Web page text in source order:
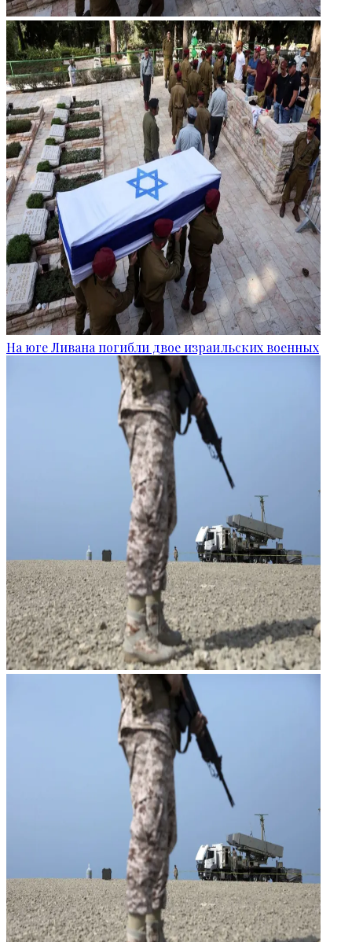
На юге Ливана погибли двое израильских военных